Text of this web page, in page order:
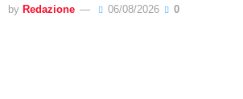
by Redazione 06/08/2026 0